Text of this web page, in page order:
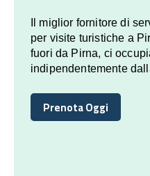
Il miglior fornitore di
per visite turistiche a
fuori da Pirna, ci
indipendentemente
Prenota Oggi
Prenota Oggi